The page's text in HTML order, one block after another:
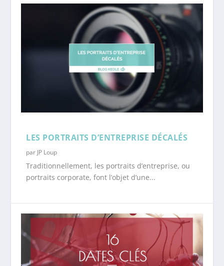
LES PORTRAITS D’ENTREPRISE DÉCALÉS
par JP Loup
Traditionnellement, les portraits d’entreprise, ou
portraits corporate, font l’objet d’une...